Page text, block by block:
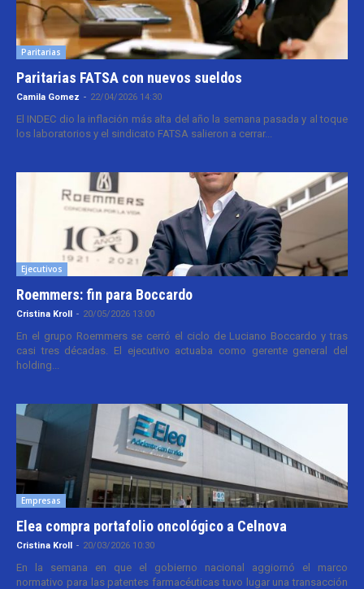
Paritarias
Paritarias FATSA con nuevos sueldos
Camila Gomez - 22/04/2026 14:30
El INDEC dio la inflación más alta del año la semana pasada y al toque
los laboratorios y el sindicato FATSA salieron a cerrar...
Ejecutivos
Roemmers: fin para Boccardo
Cristina Kroll - 20/05/2026 13:00
En el grupo Roemmers se cerró el ciclo de Luciano Boccardo y tras
casi tres décadas. El ejecutivo actuaba como gerente general del
holding...
Empresas
Elea compra portafolio oncológico a Celnova
Cristina Kroll - 20/03/2026 10:30
En la semana en que el gobierno nacional aggiornó el marco
normativo para las patentes farmacéuticas tuvo lugar una transacción